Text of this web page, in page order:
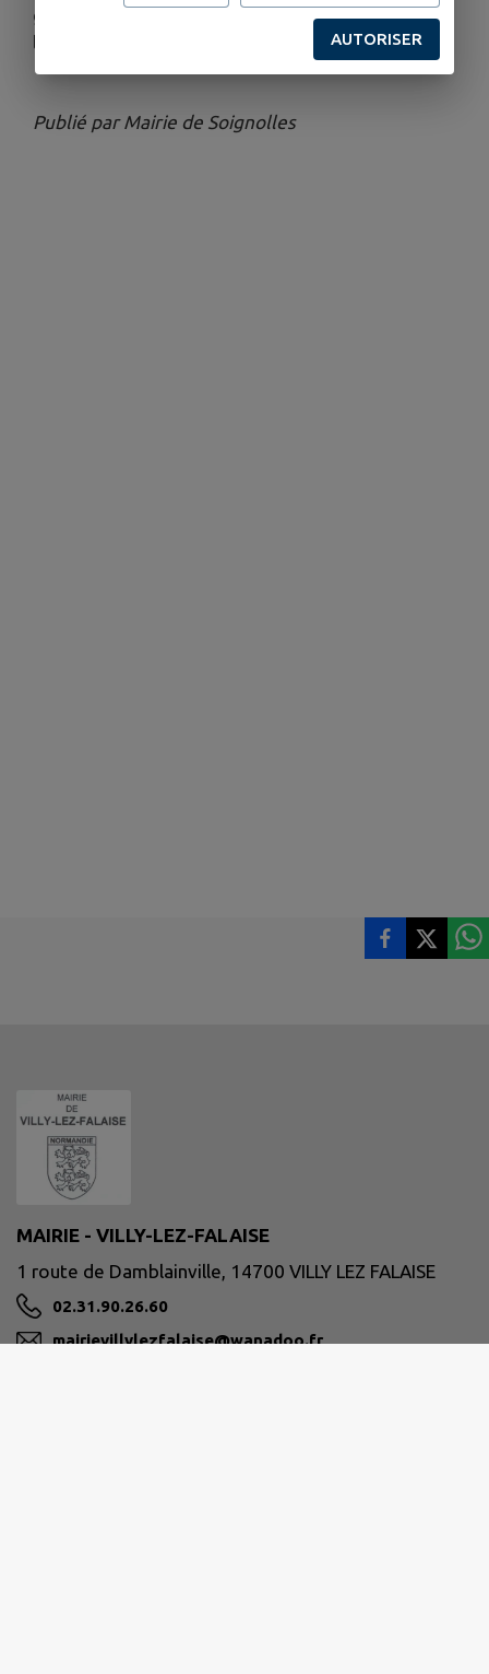
galerie éphémère pour accueillir l’ensemble de
Publié par Mairie de Soignolles
MAIRIE - VILLY-LEZ-FALAISE
1 route de Damblainville, 14700 VILLY LEZ FALAISE
02.31.90.26.60
mairievillylezfalaise@wanadoo.fr
AUTORISER